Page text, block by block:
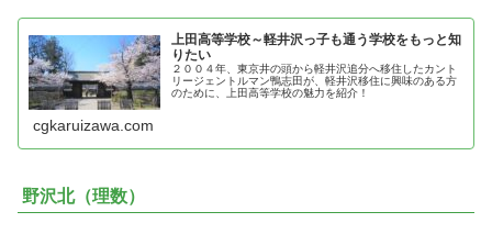
上田高等学校～軽井沢っ子も通う学校をもっと知
りたい
２００４年、東京井の頭から軽井沢追分へ移住したカント
リージェントルマン鴨志田が、軽井沢移住に興味のある方
のために、上田高等学校の魅力を紹介！
cgkaruizawa.com
野沢北（理数）